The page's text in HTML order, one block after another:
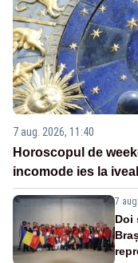
7 aug. 2026, 11:40
Horoscopul de
incomode ies la
7
Doi